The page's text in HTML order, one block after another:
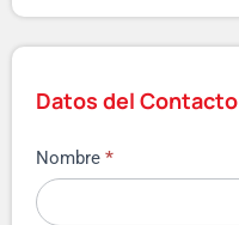
Datos del Contacto
Nombre *